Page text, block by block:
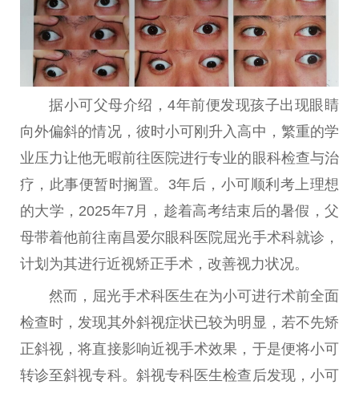
据小可父母介绍，4年前便发现孩子出现眼睛
向外偏斜的情况，彼时小可刚升入高中，繁重的学
业压力让他无暇前往医院进行专业的眼科检查与治
疗，此事便暂时搁置。3年后，小可顺利考上理想
的大学，2025年7月，趁着高考结束后的暑假，父
母带着他前往南昌爱尔眼科医院屈光手术科就诊，
计划为其进行近视矫正手术，改善视力状况。
然而，屈光手术科医生在为小可进行术前全面
检查时，发现其外斜视症状已较为明显，若不先矫
正斜视，将直接影响近视手术效果，于是便将小可
转诊至斜视专科。斜视专科医生检查后发现，小可